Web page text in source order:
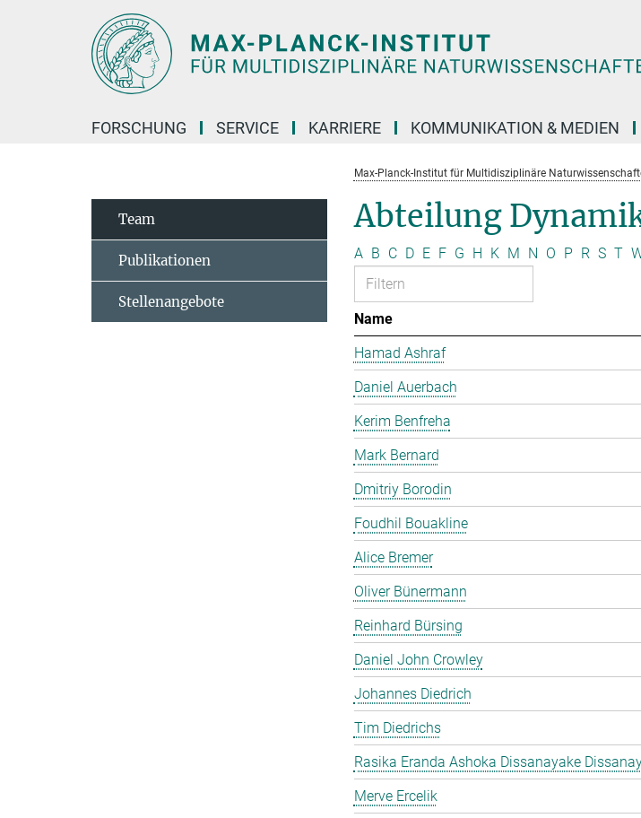
FORSCHUNG SERVICE KARRIERE KOMMUNIKATION & MEDIEN
Max-Planck-Institut für Multidisziplinäre
Abteilung
A B C D E F G H K M N O P R S T
Name
Hamad Ashraf
Daniel Auerbach
Kerim Benfreha
Mark Bernard
Dmitriy Borodin
Foudhil Bouakline
Alice Bremer
Oliver Bünermann
Reinhard Bürsing
Daniel John Crowley
Johannes Diedrich
Tim Diedrichs
Rasika Eranda Ashoka Dissanayake
Merve Ercelik
Team
Publikationen
Stellenangebote